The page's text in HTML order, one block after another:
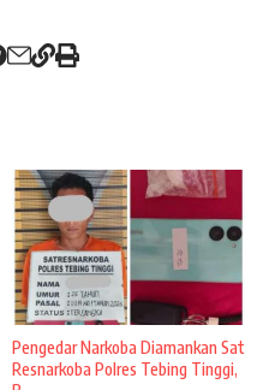
Pengedar Narkoba Diamankan Sat
Resnarkoba Polres Tebing Tinggi,